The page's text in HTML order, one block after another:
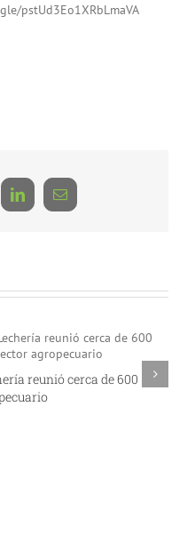
pstUd3Eo1XRbLmaVA
LinkedInCorreo
electrónico
reunió cerca de 600